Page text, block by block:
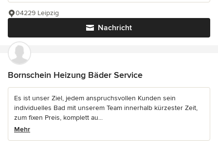
Nachricht
04229 Leipzig
Bornschein Heizung Bäder Service
Es ist unser Ziel, jedem anspruchsvollen Kunden sein
individuelles Bad mit unserem Team innerhalb kürzester Zeit,
zum fixen Preis, komplett au...
Mehr